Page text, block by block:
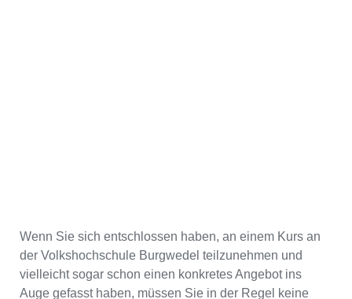
Wenn Sie sich entschlossen haben, an einem Kurs an
der Volkshochschule Burgwedel teilzunehmen und
vielleicht sogar schon einen konkretes Angebot ins
Auge gefasst haben, müssen Sie in der Regel keine